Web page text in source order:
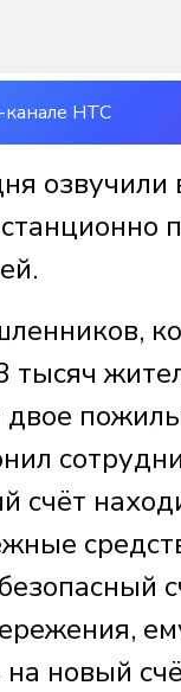
канале НТС
озвучили
тысяч
счёт
новый